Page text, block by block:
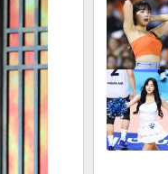
목록
많이 본 뉴스
연예
2